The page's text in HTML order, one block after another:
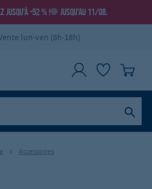
JUSQU’À -52 % ! JUSQU’AU 11/08.
lun-ven (8h-18h)
Accessoires